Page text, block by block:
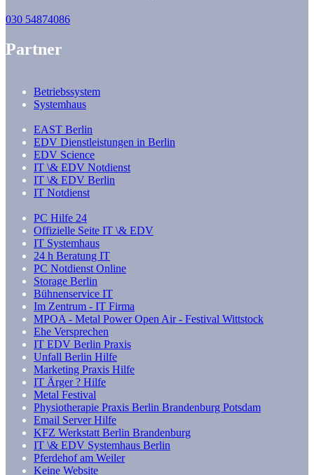
030 54874086
Partner
Betriebssystem
Systemhaus
EAST Berlin
EDV Dienstleistungen in Berlin
EDV Science
IT \& EDV Notdienst
IT \& EDV Berlin
IT Notdienst
PC Hilfe 24
Offizielle Seite IT \& EDV
IT Systemhaus
24 h Beratung IT
PC Notdienst Online
Storage Berlin
Bühnenservice IT
Im Zentrum - IT Firma
MPOA - Metal Power Open Air - Festival Wittstock
Ehe Versprechen
IT EDV Berlin Praxis
Unfall Berlin Hilfe
Marketing Praxis Hilfe
IT Ärger ? Hilfe
Metal Festival
Physiotherapie Praxis Berlin Brandenburg Potsdam
Email Server Hilfe
KFZ Werkstatt Berlin Brandenburg
IT \& EDV Systemhaus Berlin
Pferdehof am Weiler
Keine Website